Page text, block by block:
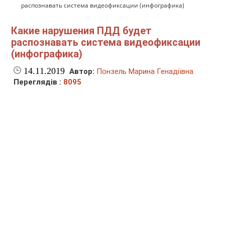
распознавать система видеофиксации (инфографика)
Какие нарушения ПДД будет
распознавать система видеофиксации
(инфографика)
14.11.2019 Автор: Понзель Марина Генадіївна
Переглядів : 8095